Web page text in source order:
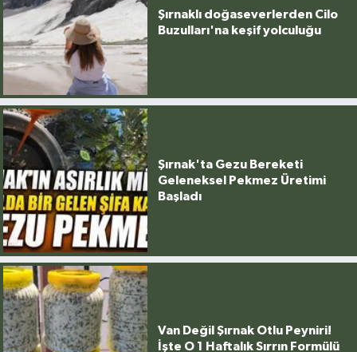
Şırnaklı doğaseverlerden Cilo
Buzulları'na keşif yolculuğu
Şırnak'ta Gezu Bereketi
Geleneksel Pekmez Üretimi
Başladı
Van Değil Şırnak Otlu Peyniri!
İşte O 1 Haftalık Sırrın Formülü